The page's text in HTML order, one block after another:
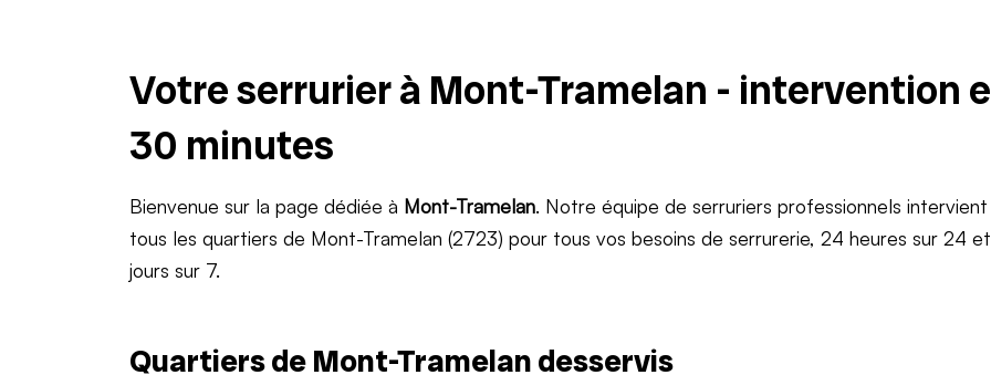
Votre serrurier à Mont-Tramelan - intervention
30 minutes
Bienvenue sur la page dédiée à Mont-Tramelan. Notre équipe de serruriers professionnels intervient
tous les quartiers de Mont-Tramelan (2723) pour tous vos besoins de serrurerie, 24 heures sur 24
jours sur 7.
Quartiers de Mont-Tramelan desservis